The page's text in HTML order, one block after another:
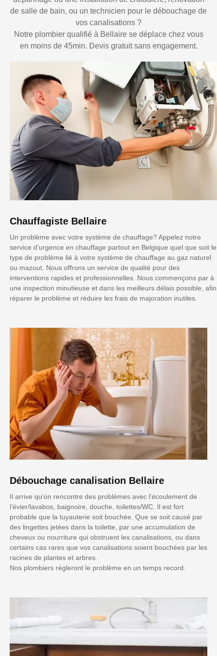
de salle de bain, ou un technicien pour le débouchage de
vos canalisations ?
Notre plombier qualifié à Bellaire se déplace chez vous
en moins de 45min. Devis gratuit sans engagement.
Chauffagiste Bellaire
Un problème avec votre système de chauffage? Appelez notre
service d’urgence en chauffage partout en Belgique quel que soit le
type de problème lié à votre système de chauffage au gaz naturel
ou mazout. Nous offrons un service de qualité pour des
interventions rapides et professionnelles. Nous commençons par à
une inspection minutieuse et dans les meilleurs délais possible, afin
réparer le problème et réduire les frais de majoration inutiles.
Débouchage canalisation Bellaire
Il arrive qu'on rencontre des problèmes avec l’écoulement de
l’évier/lavabos, baignoire, douche, toilettes/WC. Il est fort
probable que la tuyauterie soit bouchée. Que se soit causé par
des lingettes jetées dans la toilette, par une accumulation de
cheveux ou nourriture qui obstruent les canalisations, ou dans
certains cas rares que vos canalisations soient bouchées par les
racines de plantes et arbres.
Nos plombiers régleront le problème en un temps record.